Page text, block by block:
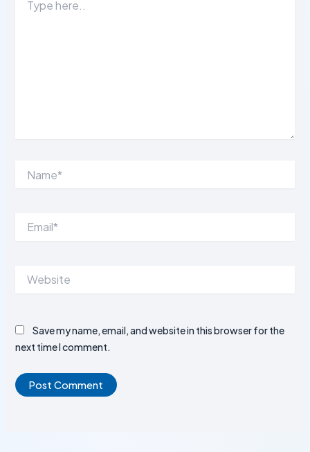
here..
Save my name, email, and website in this browser for the
next time I comment.